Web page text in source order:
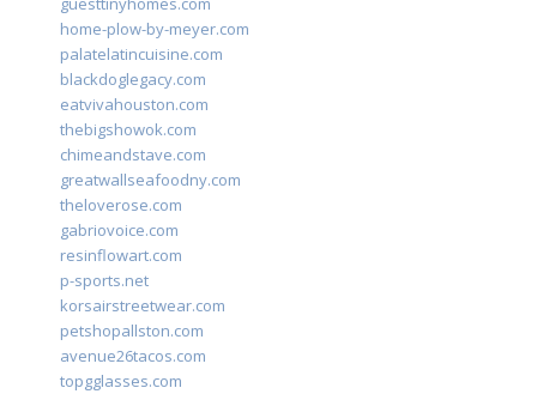
home-plow-by-meyer.com
palatelatincuisine.com
blackdoglegacy.com
eatvivahouston.com
thebigshowok.com
chimeandstave.com
greatwallseafoodny.com
theloverose.com
gabriovoice.com
resinflowart.com
p-sports.net
korsairstreetwear.com
petshopallston.com
avenue26tacos.com
topgglasses.com